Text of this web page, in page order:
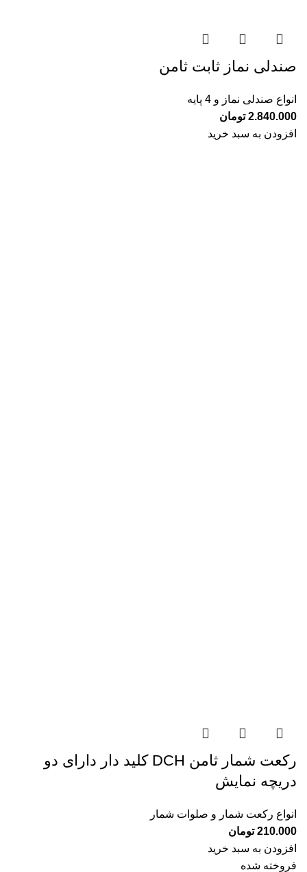
صندلی نماز ثابت ثامن
انواع صندلی نماز و 4 پایه
2.840.000 تومان
افزودن به سبد خرید
رکعت شمار ثامن DCH کلید دار دارای دو
دریچه نمایش
انواع رکعت شمار و صلوات شمار
210.000 تومان
افزودن به سبد خرید
فروخته شده